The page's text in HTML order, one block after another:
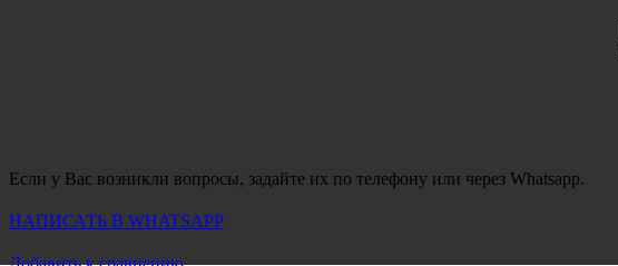
Если у Вас возникли вопросы, задайте их по телефону или через Whatsapp.
НАПИСАТЬ В WHATSAPP